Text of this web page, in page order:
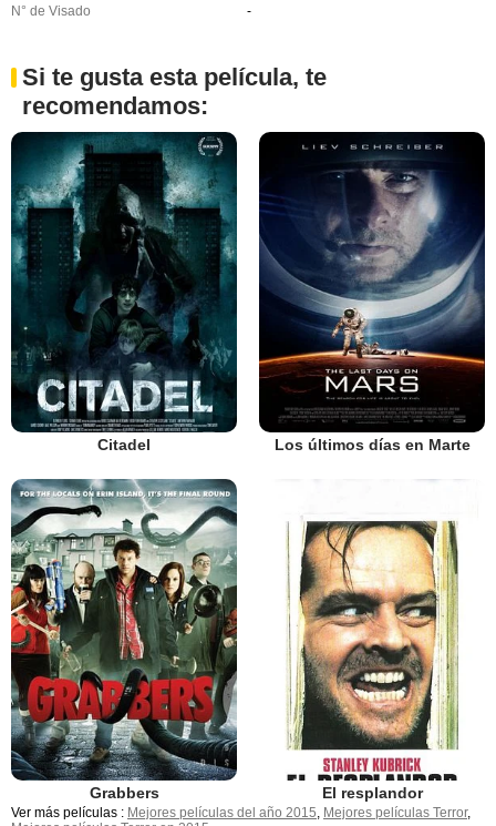
N° de Visado
-
Si te gusta esta película, te
recomendamos:
Citadel Los últimos días en Marte
Grabbers El resplandor
Ver más películas : Mejores películas del año 2015, Mejores películas Terror,